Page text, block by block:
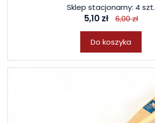
Sklep stacjonarny: 4 szt.
5,10 zł 6,00 zł
Do koszyka